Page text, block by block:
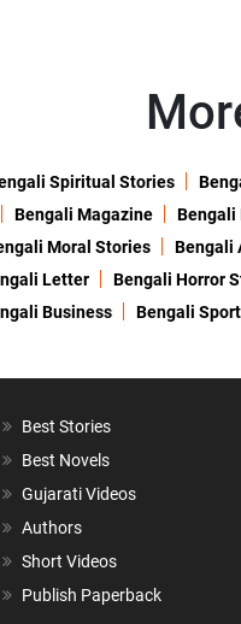
Spiritual Stories
Bengali Magazine Bengali
Moral Stories Bengali
Letter Bengali Horror
Business Bengali
Best Stories
Best Novels
Gujarati Videos
Authors
Short Videos
Publish Paperback